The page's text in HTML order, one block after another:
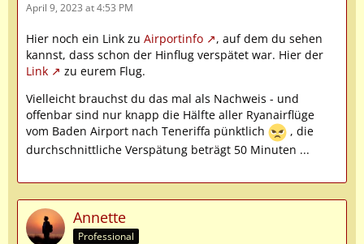
April 9, 2023 at 4:53 PM
Hier noch ein Link zu Airportinfo
, auf dem du sehen
kannst, dass schon der Hinflug verspätet war. Hier der
Link
zu eurem Flug.
Vielleicht brauchst du das mal als Nachweis - und
offenbar sind nur knapp die Hälfte aller Ryanairflüge
vom Baden Airport nach Teneriffa pünktlich
, die
durchschnittliche Verspätung beträgt 50 Minuten ...
Annette
Professional